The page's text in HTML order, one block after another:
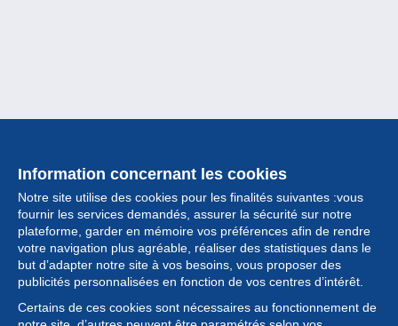
Information concernant les cookies
Notre site utilise des cookies pour les finalités suivantes :vous
fournir les services demandés, assurer la sécurité sur notre
plateforme, garder en mémoire vos préférences afin de rendre
votre navigation plus agréable, réaliser des statistiques dans le
but d’adapter notre site à vos besoins, vous proposer des
publicités personnalisées en fonction de vos centres d’intérêt.
Certains de ces cookies sont nécessaires au fonctionnement de
Collection
Actualités